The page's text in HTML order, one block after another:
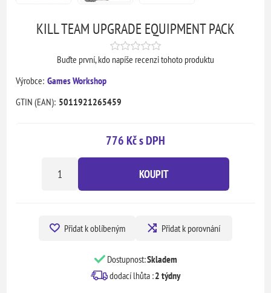
KILL TEAM UPGRADE EQUIPMENT PACK
Buďte první, kdo napíše recenzi tohoto produktu
Výrobce: Games Workshop
GTIN (EAN): 5011921265459
776 Kč s DPH
KOUPIT
Přidat k oblíbeným Přidat k porovnání
Dostupnost:Skladem
dodací lhůta :2 týdny